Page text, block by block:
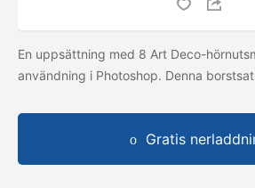
En uppsättning med 8 Art Deco-
användning i Photoshop. Denna
Gratis